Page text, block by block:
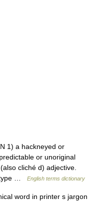
1) a hackneyed or
or unoriginal
cliché d) adjective.
…
English terms dictionary
word in printer s jargon